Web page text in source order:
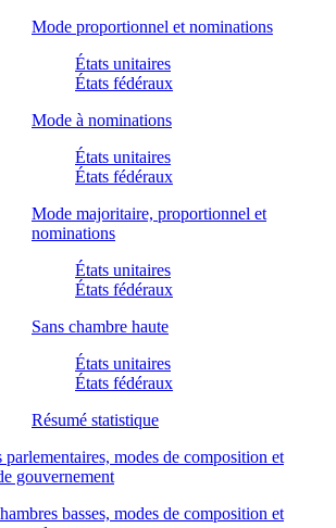
Mode proportionnel et nominations
États unitaires
États fédéraux
Mode à nominations
États unitaires
États fédéraux
Mode majoritaire, proportionnel et
nominations
États unitaires
États fédéraux
Sans chambre haute
États unitaires
États fédéraux
Résumé statistique
parlementaires, modes de composition et
gouvernement
basses, modes de composition et